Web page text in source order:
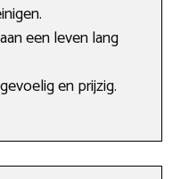
een leven lang
en prijzig.